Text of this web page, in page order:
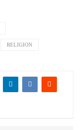
RELIGION